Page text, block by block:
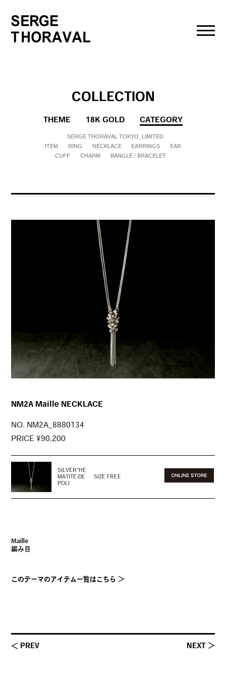
COLLECTION
THEME 18K GOLD CATEGORY
SERGE THORAVAL TOKYO_LIMITED
ITEM
RING NECKLACE EARRINGS
EAR
CUFF
CHARM BANGLE / BRACELET
NM2A Maille NECKLACE
NO. NM2A_8880134
PRICE ¥90,200
SILVER*HE
MATITE-DE
POLI
SIZE FREE
Maille
編み目
このテーマのアイテム一覧はこちら ＞
＜ PREV NEXT ＞